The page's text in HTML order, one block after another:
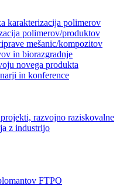
karakterizacija polimerov
polimerov/produktov
mešanic/kompozitov
in biorazgradnje
novega produkta
in konference
razvojno raziskovalne
z industrijo
FTPO